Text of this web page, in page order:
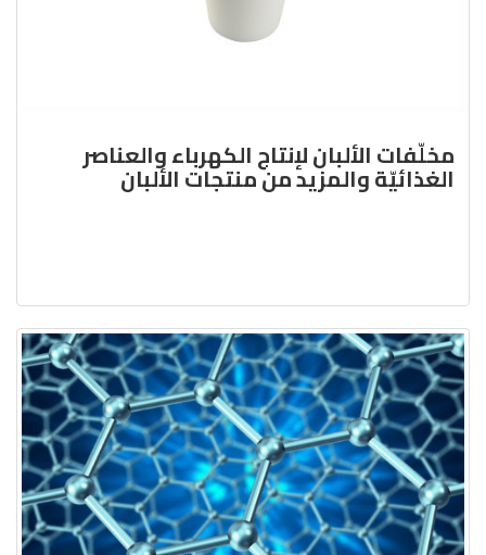
مخلّفات الألبان لإنتاج الكهرباء والعناصر
الغذائيّة والمزيد من منتجات الألبان